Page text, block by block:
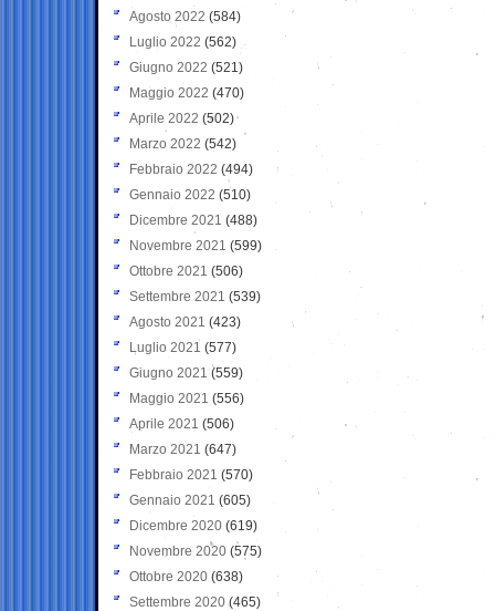
Agosto 2022 (584)
Luglio 2022 (562)
Giugno 2022 (521)
Maggio 2022 (470)
Aprile 2022 (502)
Marzo 2022 (542)
Febbraio 2022 (494)
Gennaio 2022 (510)
Dicembre 2021 (488)
Novembre 2021 (599)
Ottobre 2021 (506)
Settembre 2021 (539)
Agosto 2021 (423)
Luglio 2021 (577)
Giugno 2021(559)
Maggio 2021 (556)
Aprile 2021 (506)
Marzo 2021 (647)
Febbraio 2021 (570)
Gennaio 2021 (605)
Dicembre 2020 (619)
Novembre 2020 (575)
Ottobre 2020 (638)
Settembre 2020(465)